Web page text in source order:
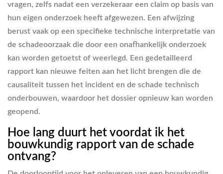
vragen, zelfs nadat een verzekeraar een claim op basis van
hun eigen onderzoek heeft afgewezen. Een afwijzing
berust vaak op een specifieke technische interpretatie van
de schadeoorzaak die door een onafhankelijk onderzoek
kan worden getoetst of weerlegd. Een gedetailleerd
rapport kan nieuwe feiten aan het licht brengen die de
causaliteit tussen het incident en de schade technisch
onderbouwen, waardoor het dossier opnieuw kan worden
geopend.
Hoe lang duurt het voordat ik het
bouwkundig rapport van de schade
ontvang?